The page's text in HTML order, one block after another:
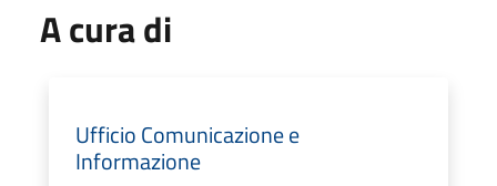
A cura di
Ufficio Comunicazione e
Informazione